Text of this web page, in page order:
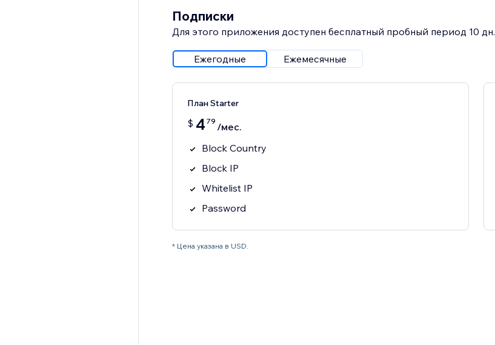
Подписки
Для этого приложения доступен бесплатный пробный период 10 дн.
Ежегодные Ежемесячные
План Starter
$ 4 79 /мес.
Block Country
Block IP
Whitelist IP
Password
* Цена указана в USD.